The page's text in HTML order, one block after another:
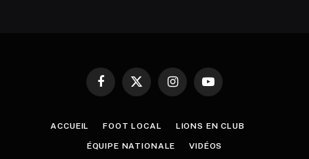
Facebook
X
InstagramYouTube
ACCUEIL FOOT LOCAL LIONS EN CLUB
ÉQUIPE NATIONALE VIDÉOS